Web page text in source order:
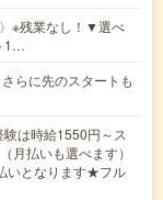
※残業なし！▼選べ
1…
に先のスタートも
は時給1550円～ス
月払いも選べます）
いとなります★フル